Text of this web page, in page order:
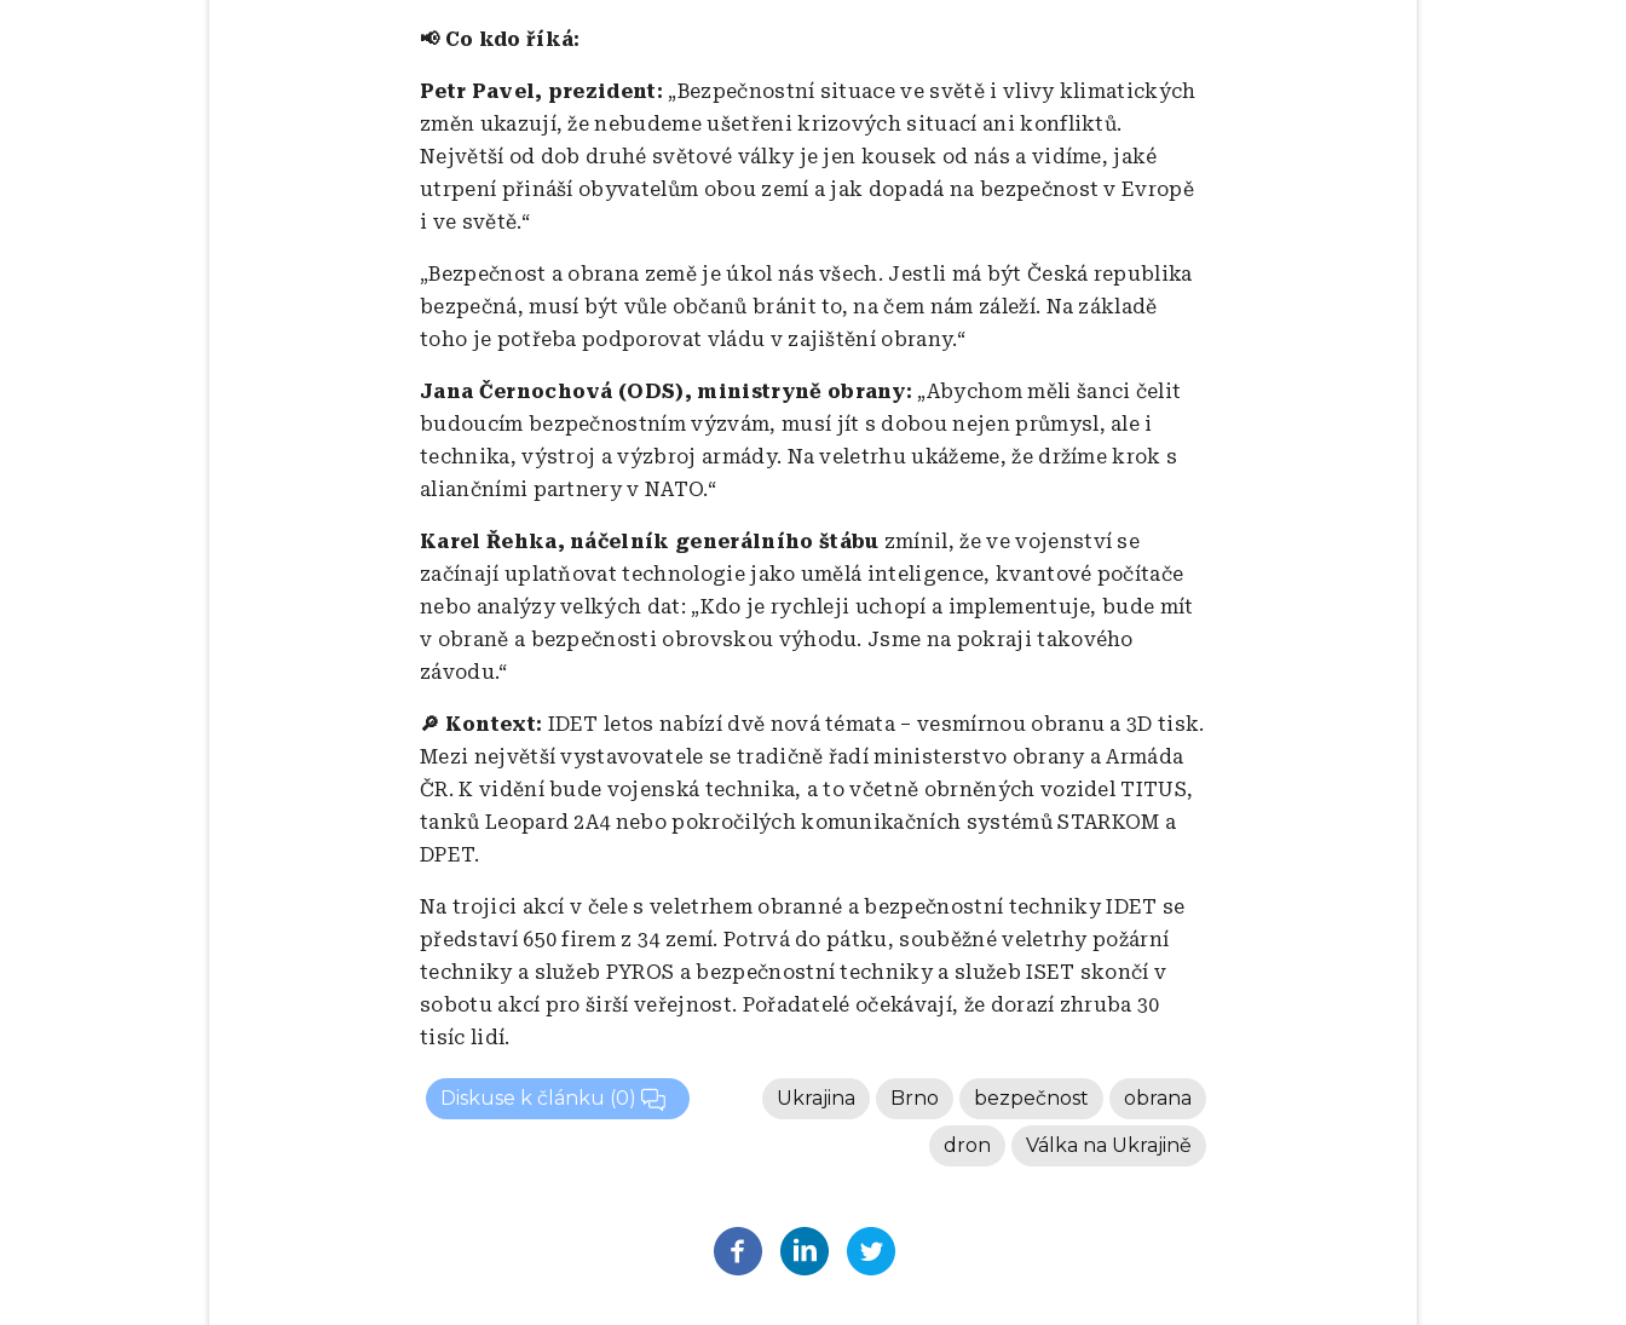
📢 Co kdo říká:
Petr Pavel, prezident: „Bezpečnostní situace ve světě i vlivy klimatických
změn ukazují, že nebudeme ušetřeni krizových situací ani konfliktů.
Největší od dob druhé světové války je jen kousek od nás a vidíme, jaké
utrpení přináší obyvatelům obou zemí a jak dopadá na bezpečnost v Evropě
i ve světě.“
„Bezpečnost a obrana země je úkol nás všech. Jestli má být Česká republika
bezpečná, musí být vůle občanů bránit to, na čem nám záleží. Na základě
toho je potřeba podporovat vládu v zajištění obrany.“
Jana Černochová (ODS), ministryně obrany: „Abychom měli šanci čelit
budoucím bezpečnostním výzvám, musí jít s dobou nejen průmysl, ale i
technika, výstroj a výzbroj armády. Na veletrhu ukážeme, že držíme krok s
aliančními partnery v NATO.“
Karel Řehka, náčelník generálního štábu zmínil, že ve vojenství se
začínají uplatňovat technologie jako umělá inteligence, kvantové počítače
nebo analýzy velkých dat: „Kdo je rychleji uchopí a implementuje, bude mít
v obraně a bezpečnosti obrovskou výhodu. Jsme na pokraji takového
závodu.“
🔎 Kontext: IDET letos nabízí dvě nová témata – vesmírnou obranu a 3D tisk.
Mezi největší vystavovatele se tradičně řadí ministerstvo obrany a Armáda
ČR. K vidění bude vojenská technika, a to včetně obrněných vozidel TITUS,
tanků Leopard 2A4 nebo pokročilých komunikačních systémů STARKOM a
DPET.
Na trojici akcí v čele s veletrhem obranné a bezpečnostní techniky IDET se
představí 650 firem z 34 zemí. Potrvá do pátku, souběžné veletrhy požární
techniky a služeb PYROS a bezpečnostní techniky a služeb ISET skončí v
sobotu akcí pro širší veřejnost. Pořadatelé očekávají, že dorazí zhruba 30
tisíc lidí.
Diskuse k článku (0) obrana
bezpečnost
Brno
Ukrajina
Válka na Ukrajině
dron